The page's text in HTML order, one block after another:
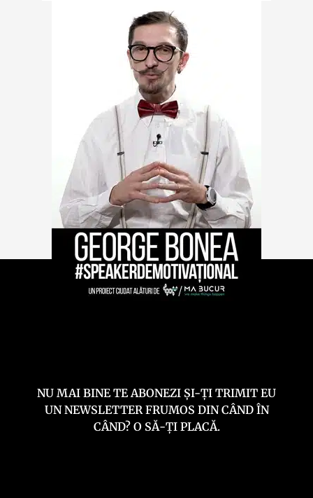
NU MAI BINE TE ABONEZI ȘI-ȚI TRIMIT EU
UN NEWSLETTER FRUMOS DIN CÂND ÎN
CÂND? O SĂ-ȚI PLACĂ.